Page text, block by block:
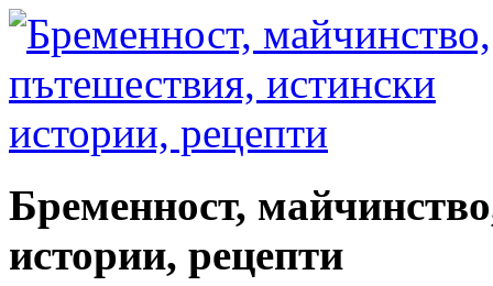
Бременност,
истории, рецепти